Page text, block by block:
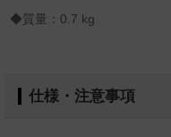
◆質量：0.7 kg
仕様・注意事項